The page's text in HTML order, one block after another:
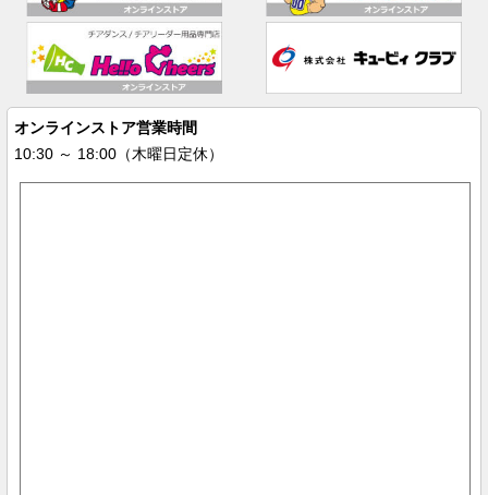
オンラインストア営業時間
10:30 ～ 18:00（木曜日定休）